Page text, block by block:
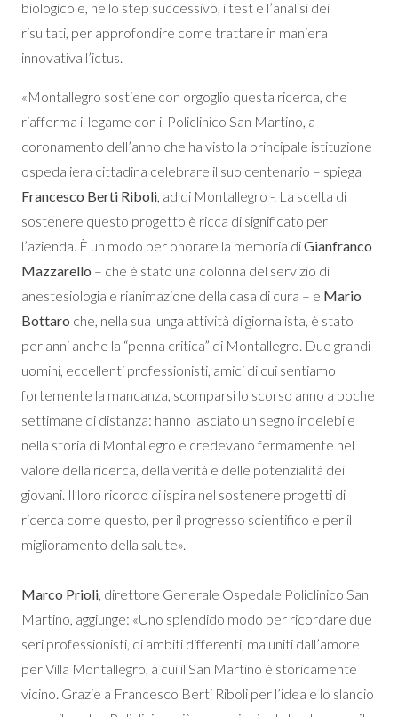
biologico e, nello step successivo, i test e l’analisi dei
risultati, per approfondire come trattare in maniera
innovativa l’ictus.
«Montallegro sostiene con orgoglio questa ricerca, che
riafferma il legame con il Policlinico San Martino, a
coronamento dell’anno che ha visto la principale istituzione
ospedaliera cittadina celebrare il suo centenario – spiega
Francesco Berti Riboli, ad di Montallegro -. La scelta di
sostenere questo progetto è ricca di significato per
l’azienda. È un modo per onorare la memoria diGianfranco
Mazzarello – che è stato una colonna del servizio di
anestesiologia e rianimazione della casa di cura – e Mario
Bottaro che, nella sua lunga attività di giornalista, è stato
per anni anche la “penna critica” di Montallegro. Due grandi
uomini, eccellenti professionisti, amici di cui sentiamo
fortemente la mancanza, scomparsi lo scorso anno a poche
settimane di distanza: hanno lasciato un segno indelebile
nella storia di Montallegro e credevano fermamente nel
valore della ricerca, della verità e delle potenzialità dei
giovani. Il loro ricordo ci ispira nel sostenere progetti di
ricerca come questo, per il progresso scientifico e per il
miglioramento della salute».
Marco Prioli, direttore Generale Ospedale Policlinico San
Martino, aggiunge: «Uno splendido modo per ricordare due
seri professionisti, di ambiti differenti, ma uniti dall’amore
per Villa Montallegro, a cui il San Martino è storicamente
vicino. Grazie a Francesco Berti Riboli per l’idea e lo slancio